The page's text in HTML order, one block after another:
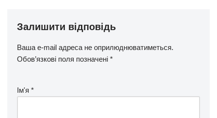
Залишити відповідь
Ваша e-mail адреса не оприлюднюватиметься.
Обов’язкові поля позначені *
Ім'я *